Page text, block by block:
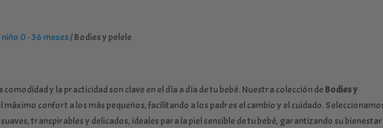
niño 0 - 36 meses/ Bodies y pelele
comodidad y la practicidad son clave en el día a día de tu bebé. Nuestra colección deBodies y
confort a los más pequeños, facilitando a los padres el cambio y el cuidado.
transpirables y delicados, ideales para la piel sensible de tu bebé, garantizando su